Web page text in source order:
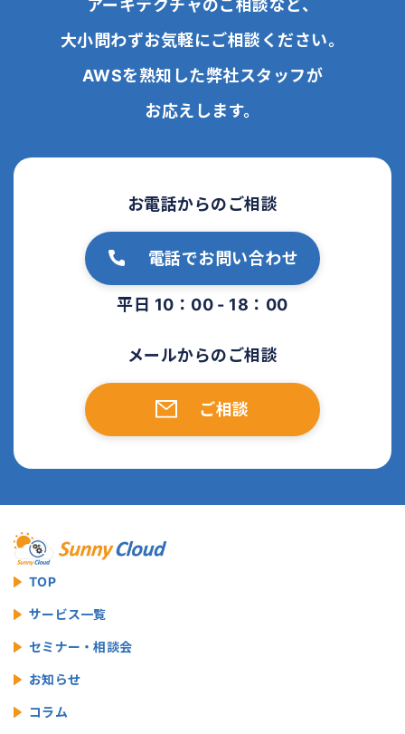
アーキテクチャのご相談など、
大小問わずお気軽にご相談ください。
AWSを熟知した弊社スタッフが
お応えします。
お電話からのご相談
電話でお問い合わせ
平日 10：00 - 18：00
メールからのご相談
ご相談
TOP
サービス一覧
セミナー・相談会
お知らせ
コラム